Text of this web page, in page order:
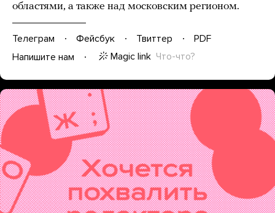
областями, а также над московским регионом.
Телеграм Фейсбук Твиттер
PDF
Напишите нам
Magic link Что-что?